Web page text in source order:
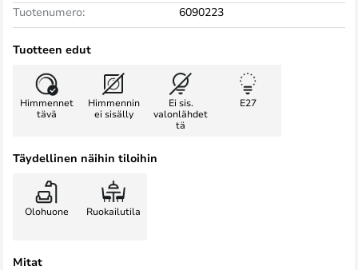
Tuotenumero:
6090223
Tuotteen edut
Himmennet
tävä
Himmennin
ei sisälly
Ei sis.
valonlähdet
tä
E27
Täydellinen näihin tiloihin
Olohuone Ruokailutila
Mitat